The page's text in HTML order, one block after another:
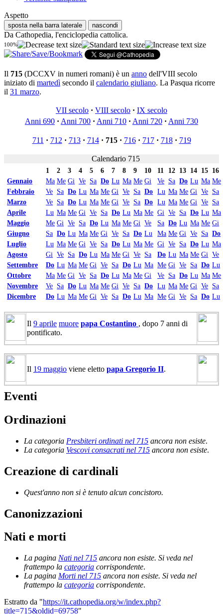
Aspetto
sposta nella barra laterale nascondi
Da Cathopedia, l'enciclopedia cattolica.
100%
Il 715 (DCCXV in numeri romani) è un anno dell'VIII secolo
iniziato di martedì secondo il calendario giuliano. La Pasqua ricorre
il 31 marzo.
VII secolo · VIII secolo · IX secolo
Anni 690 · Anni 700 · Anni 710 · Anni 720 · Anni 730
711 · 712 · 713· 714· 715· 716· 717· 718· 719
Calendario 715
1 2 3 4 5 6 7 8 9 10 11 12 13 14 15 16
Gennaio
Ma Me Gi Ve Sa Do Lu Ma Me Gi Ve Sa Do Lu Ma Me
Febbraio
Ve Sa Do Lu Ma Me Gi Ve Sa Do Lu Ma Me Gi Ve Sa
Marzo
Ve Sa Do Lu Ma Me Gi Ve Sa Do Lu Ma Me Gi Ve Sa
Aprile
Lu Ma Me Gi Ve Sa Do Lu Ma Me Gi Ve Sa Do Lu Ma
Maggio
Me Gi Ve Sa Do Lu Ma Me Gi Ve Sa Do Lu Ma Me Gi
Giugno
Sa Do Lu Ma Me Gi Ve Sa Do Lu Ma Me Gi Ve Sa Do
Luglio
Lu Ma Me Gi Ve Sa Do Lu Ma Me Gi Ve Sa Do Lu Ma
Agosto
Gi Ve Sa Do Lu Ma Me Gi Ve Sa Do Lu Ma Me Gi Ve
Settembre
Do Lu Ma Me Gi Ve Sa Do Lu Ma Me Gi Ve Sa Do Lu
Ottobre
Ma Me Gi Ve Sa Do Lu Ma Me Gi Ve Sa Do Lu Ma Me
Novembre
Ve Sa Do Lu Ma Me Gi Ve Sa Do Lu Ma Me Gi Ve Sa
Dicembre
Do Lu Ma Me Gi Ve Sa Do Lu Ma Me Gi Ve Sa Do Lu
Il 9 aprile muore papa Costantino , dopo 7 anni di
pontificato.
Il 19 maggio viene eletto papa Gregorio II.
Eventi
Ordinazioni
La categoria Presbiteri ordinati nel 715 ancora non esiste.
La categoria Vescovi consacrati nel 715 ancora non esiste.
Creazione di cardinali
Quest'anno non si è tenuto alcun concistoro.
Canonizzazioni
Nati e morti
La pagina Nati nel 715 ancora non esiste. Si veda nel
frattempo la categoria corrispondente.
La pagina Morti nel 715 ancora non esiste. Si veda nel
frattempo la categoria corrispondente.
Estratto da "https://it.cathopedia.org/w/index.php?
title=715&oldid=69758"